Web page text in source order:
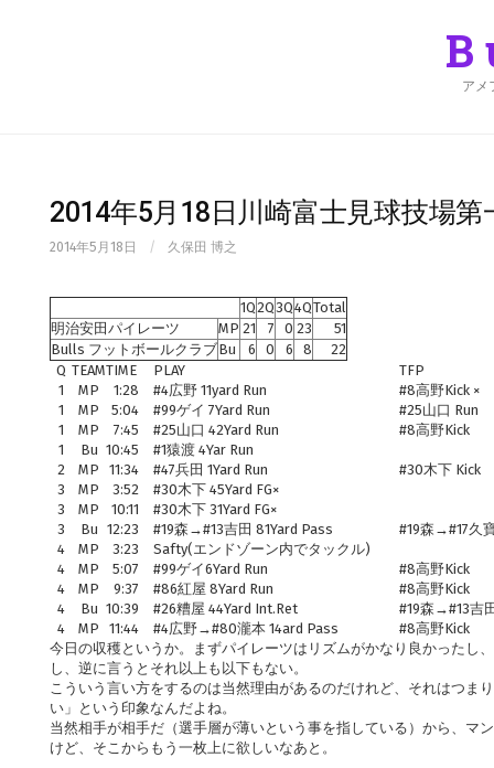
アメ
2014年5月18日川崎富士見球技場第
2014年5月18日 / 久保田 博之
1Q2Q3Q4QTotal
明治安田パイレーツ
MP 21 7 0 23
51
Bulls フットボールクラブBu 6 0 6 8
22
Q TEAMTIME PLAY
TFP
1
MP 1:28 #4広野 11yard Run
#8高野Kick ×
1
MP 5:04 #99ゲイ 7Yard Run
#25山口 Run
1
MP 7:45 #25山口 42Yard Run
#8高野Kick
1
Bu 10:45 #1猿渡 4Yar Run
2
MP 11:34 #47兵田 1Yard Run
#30木下 Kick
3
MP 3:52 #30木下 45Yard FG×
3
MP 10:11 #30木下 31Yard FG×
3
Bu 12:23 #19森→#13吉田 81Yard Pass
#19森→#17久
4
MP 3:23 Safty(エンドゾーン内でタックル)
4
MP 5:07 #99ゲイ6Yard Run
#8高野Kick
4
MP 9:37 #86紅屋 8Yard Run
#8高野Kick
4
Bu 10:39 #26糟屋 44Yard Int.Ret
#19森→#13吉
4
MP 11:44 #4広野→#80瀧本 14ard Pass
#8高野Kick
今日の収穫というか。まずパイレーツはリズムがかなり良かったし
し、逆に言うとそれ以上も以下もない。
こういう言い方をするのは当然理由があるのだけれど、それはつま
い」という印象なんだよね。
当然相手が相手だ（選手層が薄いという事を指している）から、マ
けど、そこからもう一枚上に欲しいなあと。